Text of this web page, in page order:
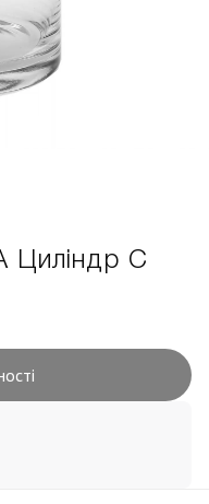
Циліндр С